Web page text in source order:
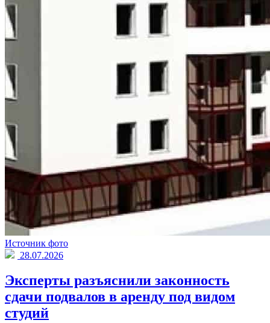
Источник фото
28.07.2026
Эксперты разъяснили законность
сдачи подвалов в аренду под видом
студий